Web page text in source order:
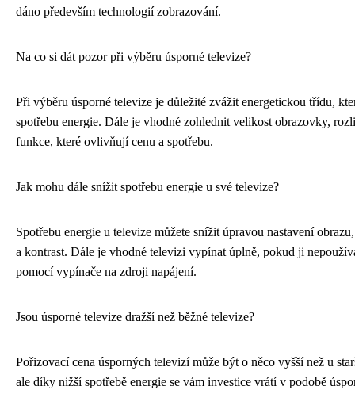
dáno především technologií zobrazování.
Na co si dát pozor při výběru úsporné televize?
Při výběru úsporné televize je důležité zvážit energetickou třídu,
spotřebu energie. Dále je vhodné zohlednit velikost obrazovky,
funkce, které ovlivňují cenu a spotřebu.
Jak mohu dále snížit spotřebu energie u své televize?
Spotřebu energie u televize můžete snížit úpravou nastavení
a kontrast. Dále je vhodné televizi vypínat úplně, pokud ji
pomocí vypínače na zdroji napájení.
Jsou úsporné televize dražší než běžné televize?
Pořizovací cena úsporných televizí může být o něco vyšší než u
ale díky nižší spotřebě energie se vám investice vrátí v podobě